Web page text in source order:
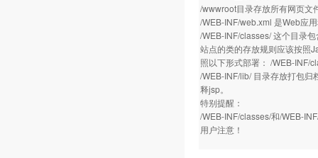
/wwwroot目录存放所有网页文
/WEB-INF/web.xml 是Web应
/WEB-INF/classes/ 这个目录
站点的类的存放规则应该按照
照以下形式部署： /WEB-INF/
/WEB-INF/lib/ 目录存放打包
释jsp。
特别提醒：
/WEB-INF/classes/和/WEB-
用户注意！